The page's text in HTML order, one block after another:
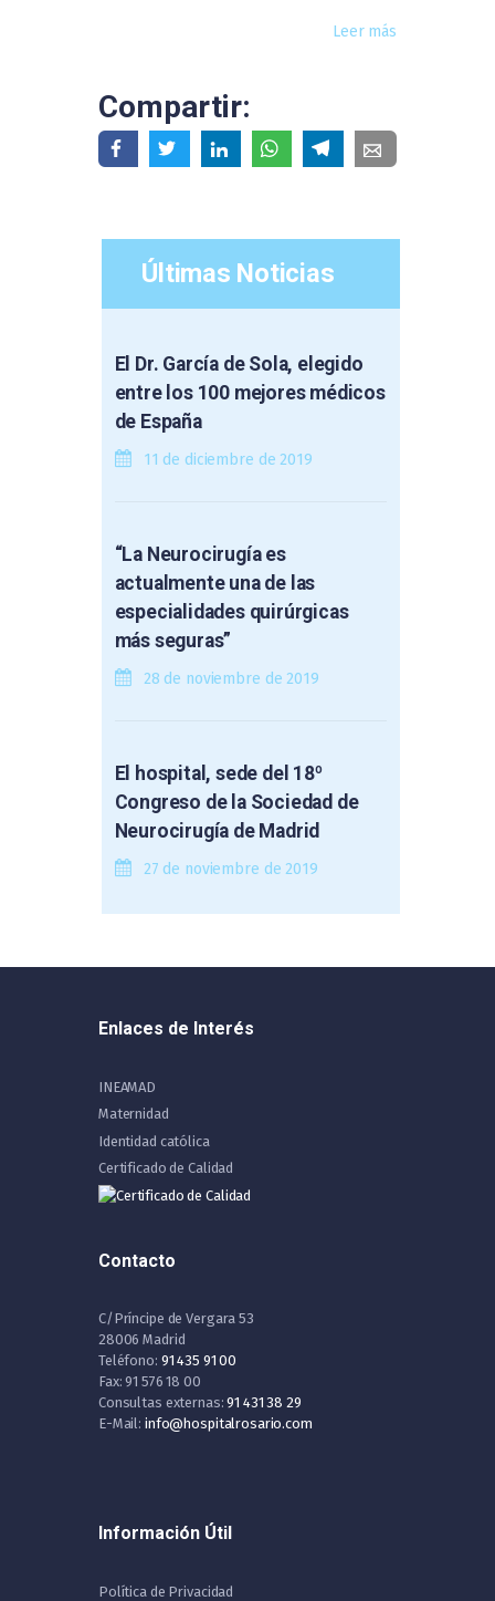
Leer más
Compartir:
Últimas Noticias
El Dr. García de Sola, elegido
entre los 100 mejores médicos
de España
11 de diciembre de 2019
“La Neurocirugía es
actualmente una de las
especialidades quirúrgicas
más seguras”
28 de noviembre de 2019
El hospital, sede del 18º
Congreso de la Sociedad de
Neurocirugía de Madrid
27 de noviembre de 2019
Enlaces de Interés
INEAMAD
Maternidad
Identidad católica
Certificado de Calidad
Contacto
C/Príncipe de Vergara 53
28006 Madrid
Teléfono: 91 435 91 00
Fax: 91 576 18 00
Consultas externas:91 431 38 29
E-Mail: info@hospitalrosario.com
Información Útil
Política de Privacidad